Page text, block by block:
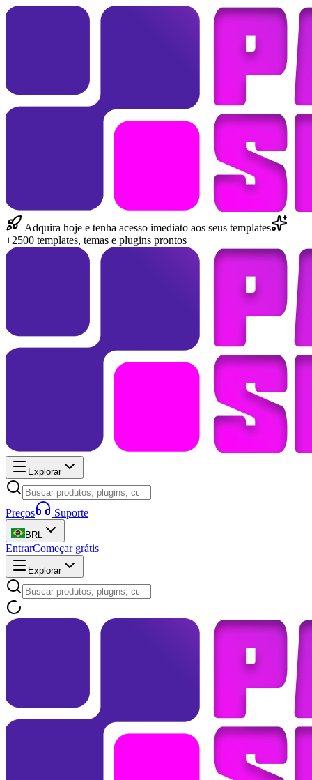
Adquira hoje e tenha acesso imediato aos seus templates
+2500 templates, temas e plugins prontos
Explorar
Preços Suporte
BRL
EntrarComeçar grátis
Explorar